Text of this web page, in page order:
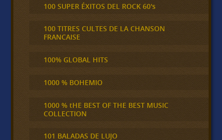
100 SUPER ÉXITOS DEL ROCK 60's
100 TITRES CULTES DE LA CHANSON
FRANCAISE
100% GLOBAL HITS
1000 % BOHEMIO
1000 % tHE BEST OF THE BEST MUSIC
COLLECTION
101 BALADAS DE LUJO